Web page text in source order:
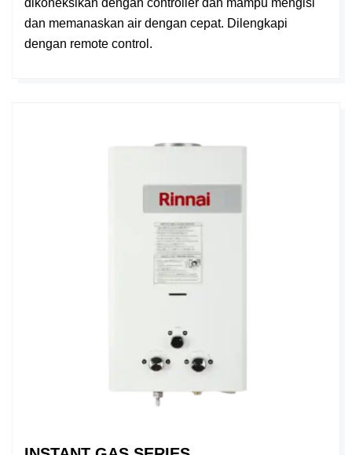
dan memanaskan air dengan cepat. Dilengkapi
dengan remote control.